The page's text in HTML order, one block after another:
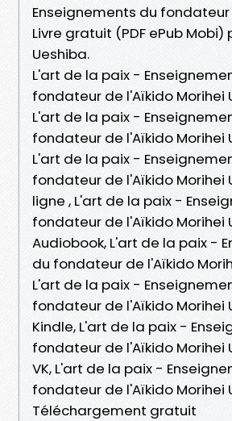
Enseignements du
Livre gratuit (PDF ePub Mobi)
Ueshiba.
L'art de la paix -
fondateur de l'Aïkido Morihei
L'art de la paix -
fondateur de l'Aïkido Morihei
L'art de la paix -
fondateur de l'Aïkido Morihei
ligne , L'art de la paix -
fondateur de l'Aïkido Morihei
Audiobook, L'art de la paix -
du fondateur de l'Aïkido
L'art de la paix -
fondateur de l'Aïkido Morihei
Kindle, L'art de la paix -
fondateur de l'Aïkido Morihei
VK, L'art de la paix -
fondateur de l'Aïkido Morihei
Téléchargement gratuit